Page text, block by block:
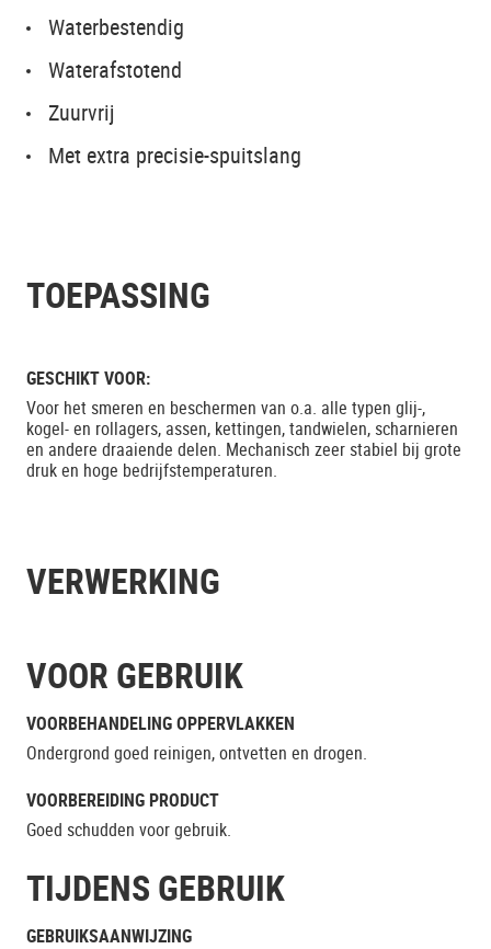
Waterbestendig
Waterafstotend
Zuurvrij
Met extra precisie-spuitslang
TOEPASSING
GESCHIKT VOOR:
Voor het smeren en beschermen van o.a. alle typen glij-,
kogel- en rollagers, assen, kettingen, tandwielen, scharnieren
en andere draaiende delen. Mechanisch zeer stabiel bij grote
druk en hoge bedrijfstemperaturen.
VERWERKING
VOOR GEBRUIK
VOORBEHANDELING OPPERVLAKKEN
Ondergrond goed reinigen, ontvetten en drogen.
VOORBEREIDING PRODUCT
Goed schudden voor gebruik.
TIJDENS GEBRUIK
GEBRUIKSAANWIJZING